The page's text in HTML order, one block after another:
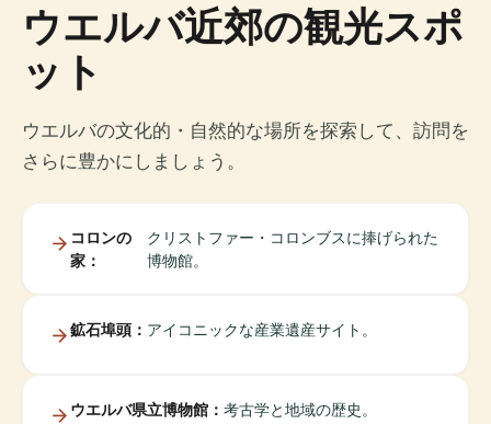
ウエルバ近郊の観光スポ
ット
ウエルバの文化的・自然的な場所を探索して、訪問を
さらに豊かにしましょう。
コロンの
家：
クリストファー・コロンブスに捧げられた
博物館。
鉱石埠頭： アイコニックな産業遺産サイト。
ウエルバ県立博物館： 考古学と地域の歴史。